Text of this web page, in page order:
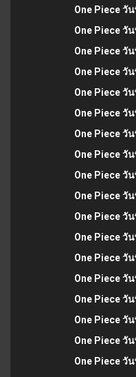
One Piece วั
One Piece วั
One Piece วั
One Piece วั
One Piece วั
One Piece วั
One Piece วั
One Piece วั
One Piece วั
One Piece วั
One Piece วั
One Piece วั
One Piece วั
One Piece วั
One Piece วั
One Piece วั
One Piece วั
One Piece วั